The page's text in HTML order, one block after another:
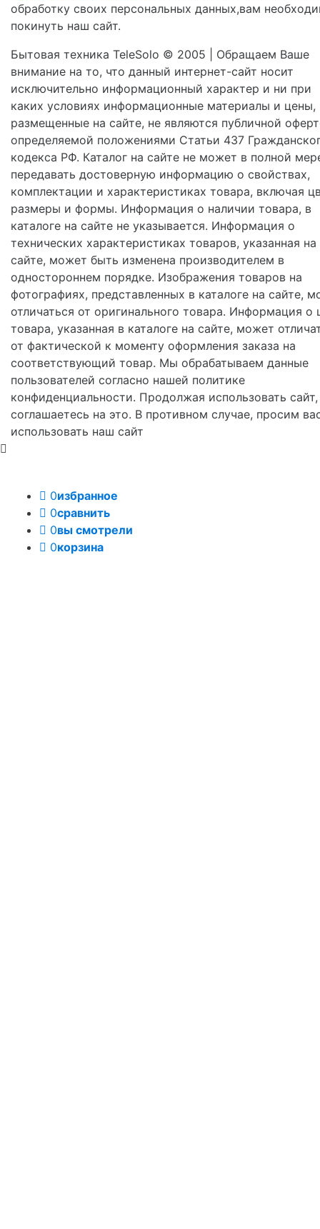
обработку своих персональных данных,вам
покинуть наш сайт.
Бытовая техника TeleSolo © 2005 | Обращаем Ваше
внимание на то, что данный интернет-сайт носит
исключительно информационный характер и ни при
каких условиях информационные материалы и цены,
размещенные на сайте, не являются публичной
определяемой положениями Статьи 437
кодекса РФ. Каталог на сайте не может в полной
передавать достоверную информацию о свойствах,
комплектации и характеристиках товара, включая
размеры и формы. Информация о наличии товара, в
каталоге на сайте не указывается. Информация о
технических характеристиках товаров, указанная на
сайте, может быть изменена производителем в
одностороннем порядке. Изображения товаров на
фотографиях, представленных в каталоге на сайте,
отличаться от оригинального товара. Информация о
товара, указанная в каталоге на сайте, может
от фактической к моменту оформления заказа на
соответствующий товар. Мы обрабатываем данные
пользователей согласно нашей политике
конфиденциальности. Продолжая использовать
соглашаетесь на это. В противном случае, просим
использовать наш сайт
0избранное
0сравнить
0вы смотрели
0корзина